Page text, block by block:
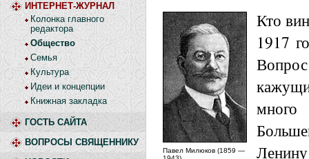
ИНТЕРНЕТ-ЖУРНАЛ
Колонка главного
редактора
Общество
Семья
Культура
Идеи и концепции
Книжная закладка
ГОСТЬ САЙТА
ВОПРОСЫ СВЯЩЕННИКУ
Павел Милюков (1859 —
Кто
1917